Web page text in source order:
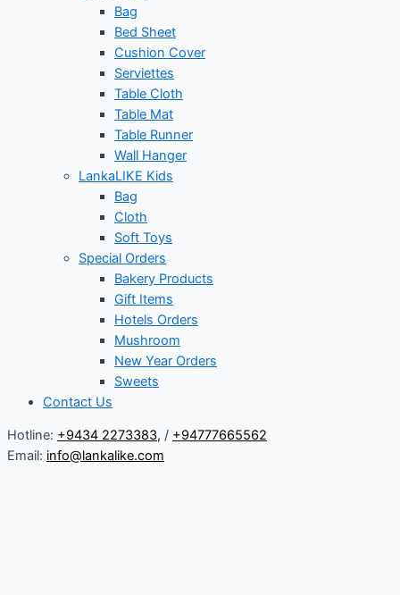
Bag
Bed Sheet
Cushion Cover
Serviettes
Table Cloth
Table Mat
Table Runner
Wall Hanger
LankaLIKE Kids
Bag
Cloth
Soft Toys
Special Orders
Bakery Products
Gift Items
Hotels Orders
Mushroom
New Year Orders
Sweets
Contact Us
Hotline: +9434 2273383, / +94777665562
Email: info@lankalike.com